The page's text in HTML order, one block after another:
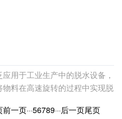
用于工业生产中的脱水设备，
料在高速旋转的过程中实现脱
同行业中的应用等方面展开分
前一页···56789···后一页尾页